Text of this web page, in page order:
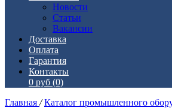
Новости
Статьи
Вакансии
Доставка
Оплата
Гарантия
Контакты
0 руб (0)
Главная / Каталог промышленного